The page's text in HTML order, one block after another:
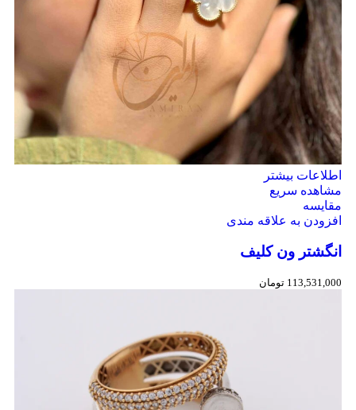
اطلاعات بیشتر
مشاهده سریع
مقایسه
افزودن به علاقه مندی
انگشتر ون کلیف
113,531,000 تومان